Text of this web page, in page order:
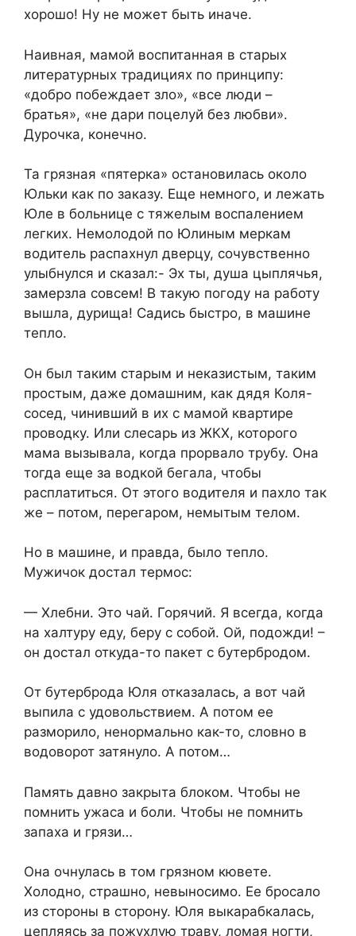
хорошо! Ну не может быть иначе.
Наивная, мамой воспитанная в старых
литературных традициях по принципу:
«добро побеждает зло», «все люди –
братья», «не дари поцелуй без любви».
Дурочка, конечно.
Та грязная «пятерка» остановилась около
Юльки как по заказу. Еще немного, и лежать
Юле в больнице с тяжелым воспалением
легких. Немолодой по Юлиным меркам
водитель распахнул дверцу, сочувственно
улыбнулся и сказал:- Эх ты, душа цыплячья,
замерзла совсем! В такую погоду на работу
вышла, дурища! Садись быстро, в машине
тепло.
Он был таким старым и неказистым, таким
простым, даже домашним, как дядя Коля-
сосед, чинивший в их с мамой квартире
проводку. Или слесарь из ЖКХ, которого
мама вызывала, когда прорвало трубу. Она
тогда еще за водкой бегала, чтобы
расплатиться. От этого водителя и пахло так
же – потом, перегаром, немытым телом.
Но в машине, и правда, было тепло.
Мужичок достал термос:
— Хлебни. Это чай. Горячий. Я всегда, когда
на халтуру еду, беру с собой. Ой, подожди! –
он достал откуда-то пакет с бутербродом.
От бутерброда Юля отказалась, а вот чай
выпила с удовольствием. А потом ее
разморило, ненормально как-то, словно в
водоворот затянуло. А потом…
Память давно закрыта блоком. Чтобы не
помнить ужаса и боли. Чтобы не помнить
запаха и грязи…
Она очнулась в том грязном кювете.
Холодно, страшно, невыносимо. Ее бросало
из стороны в сторону. Юля выкарабкалась,
цепляясь за пожухлую траву, ломая ногти,